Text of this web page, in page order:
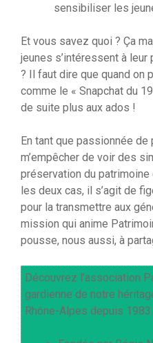
sensibiliser les
Et vous savez quoi ? Ça
jeunes s’intéressent à leur
? Il faut dire que quand on
comme le « Snapchat du
de suite plus aux ados !
En tant que passionnée de
m’empêcher de voir des
préservation du patrimoine
les deux cas, il s’agit de
pour la transmettre aux
mission qui anime
pousse, nous aussi, à
Découvrez l’association
gardienne de notre
Rhône-Alpes depuis